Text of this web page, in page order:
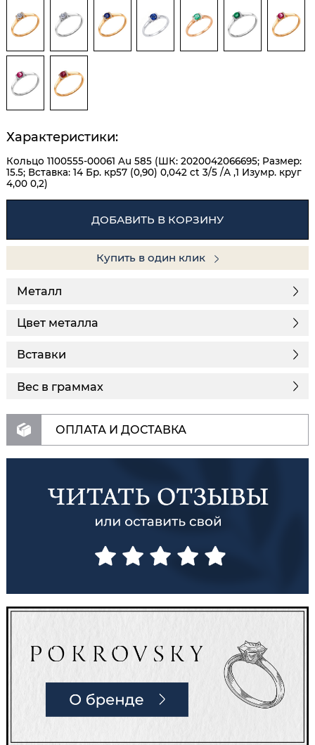
Характеристики:
Кольцо 1100555-00061 Au 585 (ШК: 2020042066695; Размер:
15.5; Вставка: 14 Бр. кр57 (0,90) 0,042 ct 3/5 /А ,1 Изумр. круг
4,00 0,2)
ДОБАВИТЬ В КОРЗИНУ
Купить в один клик
Металл
Цвет металла
Вставки
Вес в граммах
ОПЛАТА И ДОСТАВКА